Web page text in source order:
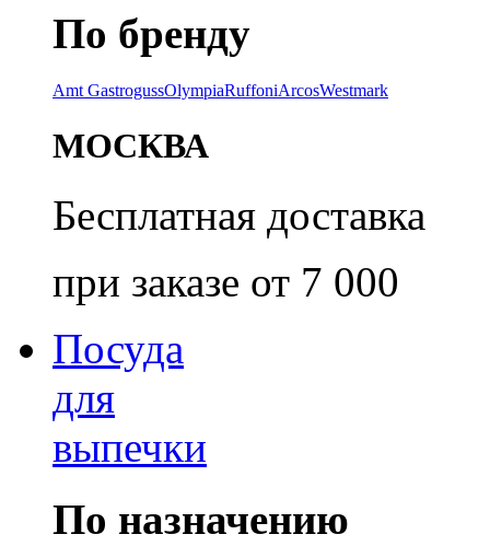
По бренду
Amt GastrogussOlympiaRuffoniArcosWestmark
МОСКВА
Бесплатная доставка
при заказе от 7 000
Посуда
для
выпечки
По назначению